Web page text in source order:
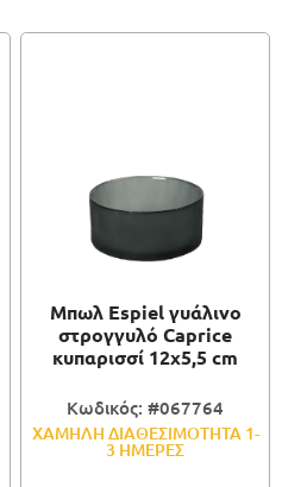
Μπωλ Espiel γυάλινο
στρογγυλό Caprice
κυπαρισσί 12x5,5 cm
Κωδικός: #067764
ΧΑΜΗΛΗ ΔΙΑΘΕΣΙΜΟΤΗΤΑ 1-
3 ΗΜΕΡΕΣ